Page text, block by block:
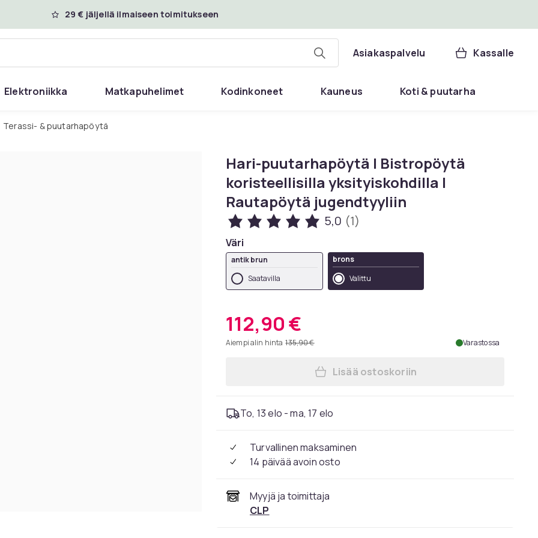
29 € jäljellä ilmaiseen toimitukseen
Asiakaspalvelu Kassalle
Elektroniikka Matkapuhelimet Kodinkoneet Kauneus Koti & puutarha
Terassi- & puutarhapöytä
Hari-puutarhapöytä I Bistropöytä
koristeellisilla yksityiskohdilla I
Rautapöytä jugendtyyliin
5,0 (1)
Väri
antik brun
Saatavilla
brons
Valittu
112,90 €
Aiempi alin hinta 135,90 € Varastossa
Lisää Hari-puutarhapöytä I
Lisää ostoskoriin
To, 13 elo - ma, 17 elo
Turvallinen maksaminen
14 päivää avoin osto
Myyjä ja toimittaja
CLP